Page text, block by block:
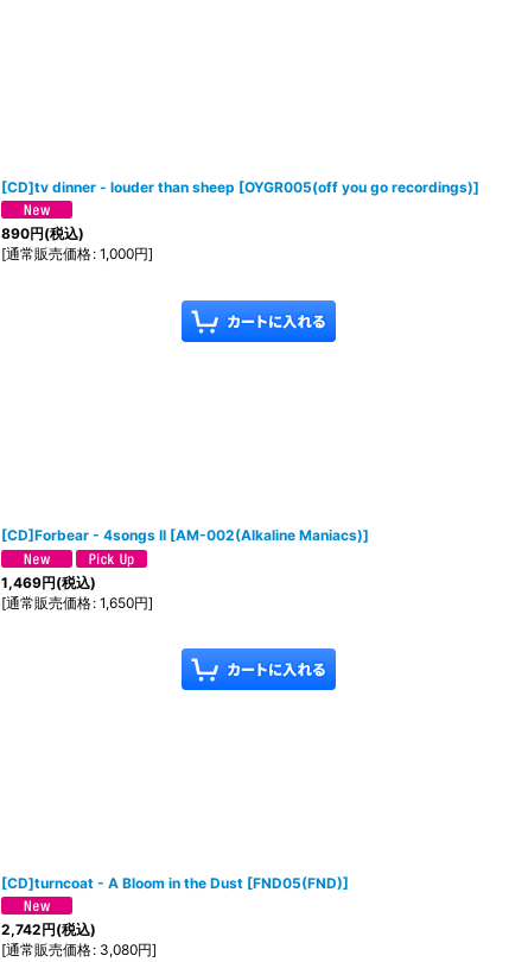
[CD]tv dinner - louder than sheep [OYGR005(off you go recordings)]
890円(税込)
[通常販売価格: 1,000円]
[CD]Forbear - 4songs II [AM-002(Alkaline Maniacs)]
1,469円(税込)
[通常販売価格: 1,650円]
[CD]turncoat - A Bloom in the Dust [FND05(FND)]
2,742円(税込)
[通常販売価格: 3,080円]